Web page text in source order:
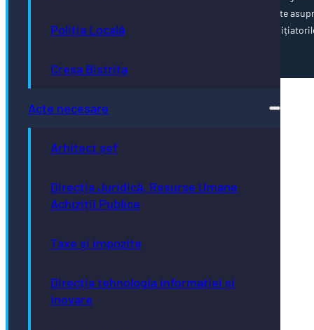
Poliția Locală
Creșa Bistrița
Acte necesare
Arhitect șef
Direcția Juridică, Resurse Umane
Achiziții Publice
Taxe și impozite
Direcția tehnologia informației și
inovare
poziția oficială a Uniunii Europene. Întreaga responsabilitate
corectitudinii și coerenței informațiilor prezentate revine